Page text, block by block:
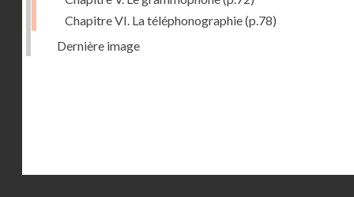
Chapitre VI. La téléphonographie(p.78)
Dernière image